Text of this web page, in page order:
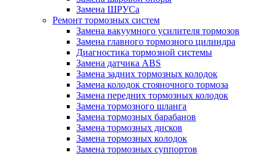
Замена ШРУСа
Ремонт тормозных систем
Замена вакуумного усилителя тормозов
Замена главного тормозного цилиндра
Диагностика тормозной системы
Замена датчика ABS
Замена задних тормозных колодок
Замена колодок стояночного тормоза
Замена передних тормозных колодок
Замена тормозного шланга
Замена тормозных барабанов
Замена тормозных дисков
Замена тормозных колодок
Замена тормозных суппортов